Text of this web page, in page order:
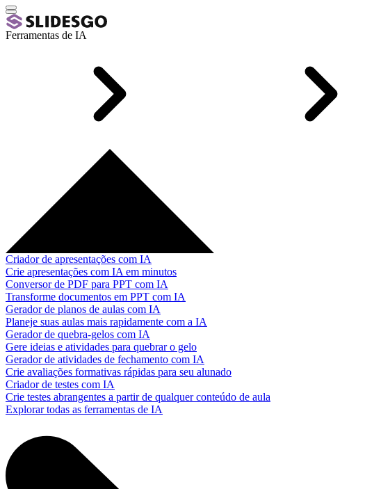
Ferramentas de IA
Criador de apresentações com IA
Crie apresentações com IA em minutos
Conversor de PDF para PPT com IA
Transforme documentos em PPT com IA
Gerador de planos de aulas com IA
Planeje suas aulas mais rapidamente com a IA
Gerador de quebra-gelos com IA
Gere ideias e atividades para quebrar o gelo
Gerador de atividades de fechamento com IA
Crie avaliações formativas rápidas para seu alunado
Criador de testes com IA
Crie testes abrangentes a partir de qualquer conteúdo de aula
Explorar todas as ferramentas de IA